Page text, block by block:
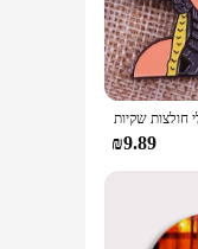
₪9.89